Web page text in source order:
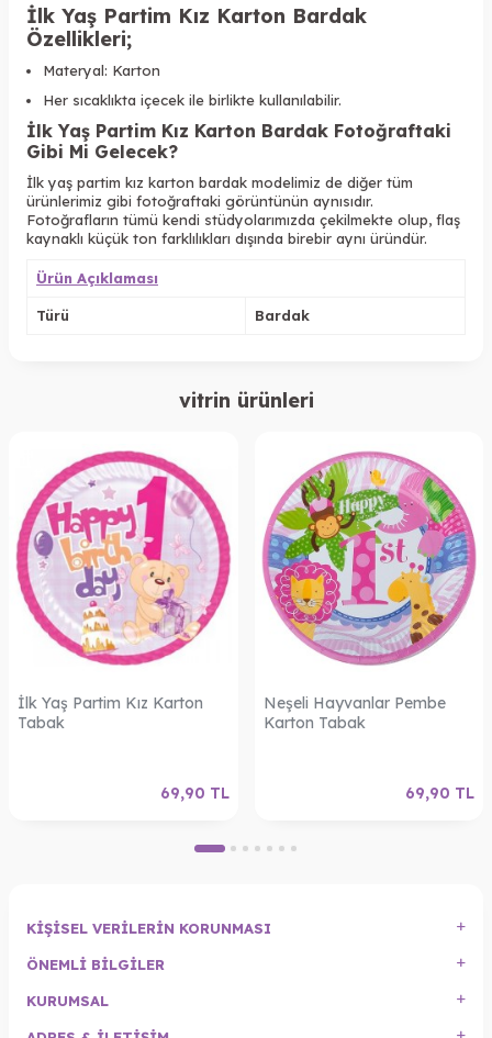
İlk Yaş Partim Kız Karton Bardak
Özellikleri;
Materyal: Karton
Her sıcaklıkta içecek ile birlikte kullanılabilir.
İlk Yaş Partim Kız Karton Bardak Fotoğraftaki
Gibi Mi Gelecek?
İlk yaş partim kız karton bardak modelimiz de diğer tüm
ürünlerimiz gibi fotoğraftaki görüntünün aynısıdır.
Fotoğrafların tümü kendi stüdyolarımızda çekilmekte olup, flaş
kaynaklı küçük ton farklılıkları dışında birebir aynı üründür.
Ürün Açıklaması
Türü Bardak
vitrin ürünleri
İlk Yaş Partim Kız Karton
Tabak
69,90 TL
Neşeli Hayvanlar Pembe
Karton Tabak
69,90 TL
KIŞISEL VERILERIN KORUNMASI
ÖNEMLI BILGILER
KURUMSAL